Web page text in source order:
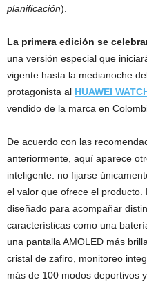
planificación).
La primera edición se
una versión especial que
vigente hasta la medianoche
protagonista al HUAWEI
vendido de la marca en
De acuerdo con las
anteriormente, aquí aparece
inteligente: no fijarse
el valor que ofrece el producto.
diseñado para acompañar
características como una
una pantalla AMOLED más
cristal de zafiro, monitoreo
más de 100 modos deportivos